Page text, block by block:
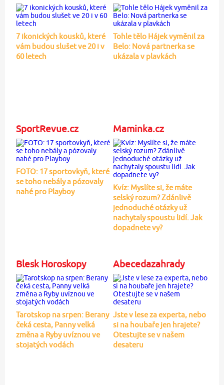
7 ikonických kousků, které
vám budou slušet ve 20 i v
60 letech
Tohle tělo Hájek vyměnil za
Belo: Nová partnerka se
ukázala v plavkách
SportRevue.cz
FOTO: 17 sportovkyň, které
se toho nebály a pózovaly
nahé pro Playboy
Maminka.cz
Kvíz: Myslíte si, že máte
selský rozum? Zdánlivě
jednoduché otázky už
nachytaly spoustu lidí. Jak
dopadnete vy?
Blesk Horoskopy
Tarotskop na srpen: Berany
čeká cesta, Panny velká
změna a Ryby uvíznou ve
stojatých vodách
Abecedazahrady
Jste v lese za experta, nebo
si na houbaře jen hrajete?
Otestujte se v našem
desateru